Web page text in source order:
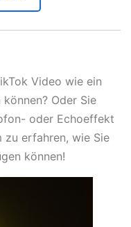
Video wie ein
Oder Sie
oder Echoeffekt
zu erfahren, wie Sie
können!